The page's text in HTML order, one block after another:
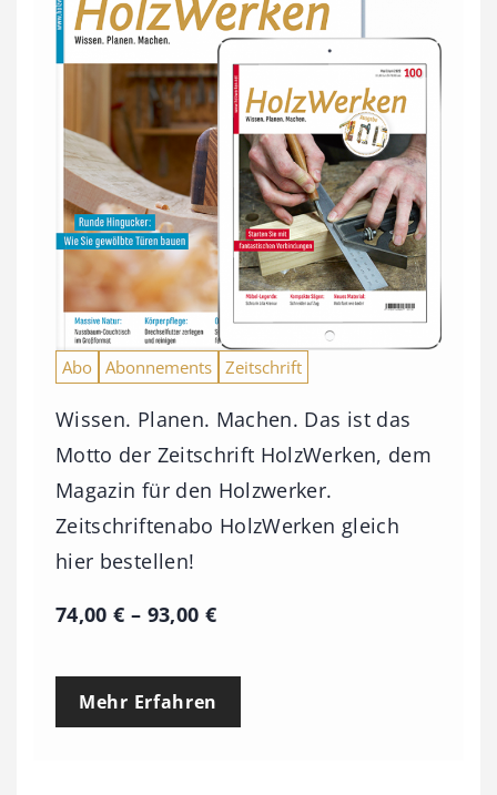
Abo Abonnements Zeitschrift
Wissen. Planen. Machen. Das ist das
Motto der Zeitschrift HolzWerken, dem
Magazin für den Holzwerker.
Zeitschriftenabo HolzWerken gleich
hier bestellen!
74,00€ – 93,00 €P
e
Mehr Erfahren